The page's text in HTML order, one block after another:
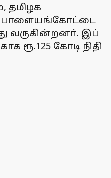
தமிழக
பாளையங்கோட்டை
வருகின்றனா். இப்
கோடி நிதி